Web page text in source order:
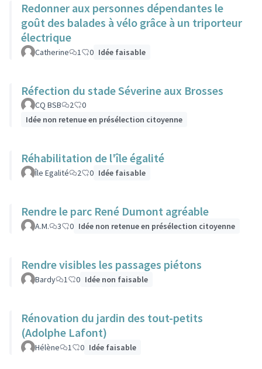
Redonner aux personnes dépendantes le
goût des balades à vélo grâce à un triporteur
électrique
Catherine 1 0 Idée faisable
Réfection du stade Séverine aux Brosses
CQ BSB 2
0
Idée non retenue en présélection citoyenne
Réhabilitation de l'île égalité
Île Egalité 2 0 Idée faisable
Rendre le parc René Dumont agréable
A.M. 3 0 Idée non retenue en présélection citoyenne
Rendre visibles les passages piétons
Bardy 1 0 Idée non faisable
Rénovation du jardin des tout-petits
(Adolphe Lafont)
Hélène 1 0 Idée faisable